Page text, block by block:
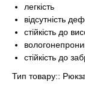
легкість
відсутність
стійкість до
стійкість до
Тип товару::